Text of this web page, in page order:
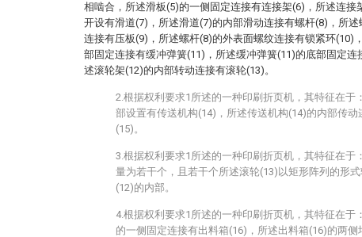
相啮合，所述滑板(5)的一侧固定连接有连接架(6)，所述连接
开设有滑道(7)，所述滑道(7)的内部滑动连接有螺杆(8)，所述
连接有压板(9)，所述螺杆(8)的外表面螺纹连接有锁紧环(10)
部固定连接有缓冲弹簧(11)，所述缓冲弹簧(11)的底部固定连
述滚轮架(12)的内部转动连接有滚轮(13)。
2.根据权利要求1所述的一种印刷折页机，其特征在于
部设置有传送机构(14)，所述传送机构(14)的内部传动
(15)。
3.根据权利要求1所述的一种印刷折页机，其特征在于
量为若干个，且若干个所述滚轮(13)以矩形阵列的形
(12)的内部。
4.根据权利要求1所述的一种印刷折页机，其特征在于
的一侧固定连接有出料箱(16)，所述出料箱(16)的两侧